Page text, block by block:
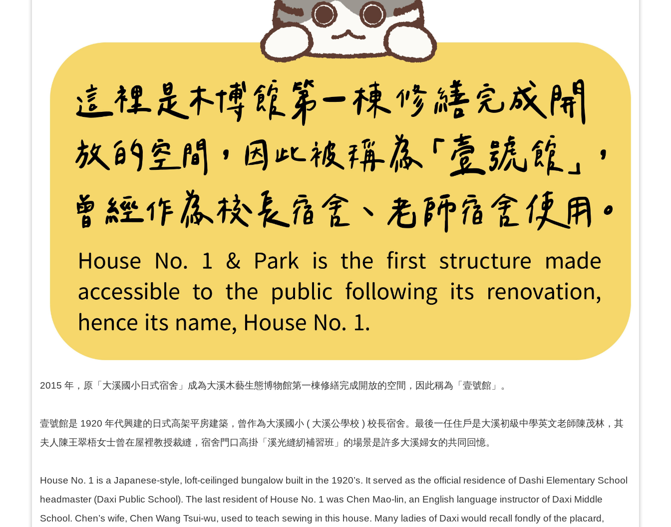
2015 年，原「大溪國小日式宿舍」成為大溪木藝生態博物館第一棟修繕完成開放的空間，因此稱為「壹號館」。
壹號館是 1920 年代興建的日式高架平房建築，曾作為大溪國小 ( 大溪公學校 ) 校長宿舍。最後一任住戶是大溪初級中學英文老師陳茂林，其
夫人陳王翠梧女士曾在屋裡教授裁縫，宿舍門口高掛「溪光縫紉補習班」的場景是許多大溪婦女的共同回憶。
House No. 1 is a Japanese-style, loft-ceilinged bungalow built in the 1920’s. It served as the official residence of Dashi Elementary School
headmaster (Daxi Public School). The last resident of House No. 1 was Chen Mao-lin, an English language instructor of Daxi Middle
School. Chen’s wife, Chen Wang Tsui-wu, used to teach sewing in this house. Many ladies of Daxi would recall fondly of the placard,